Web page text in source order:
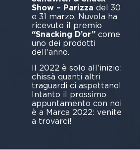
Show – Parizza del 30
e 31 marzo, Nuvola ha
ricevuto il premio
“Snacking D’or”come
uno dei prodotti
dell’anno.
Il 2022 è solo all’inizio:
chissà quanti altri
traguardi ci aspettano!
Intanto il prossimo
appuntamento con noi
è a Marca 2022: venite
a trovarci!